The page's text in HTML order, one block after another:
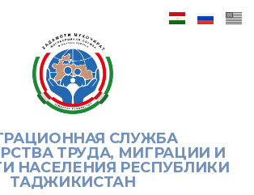
СЛУЖБА
ТРУДА, МИГРАЦИИ И
НАСЕЛЕНИЯ РЕСПУБЛИКИ
ТАДЖИКИСТАН